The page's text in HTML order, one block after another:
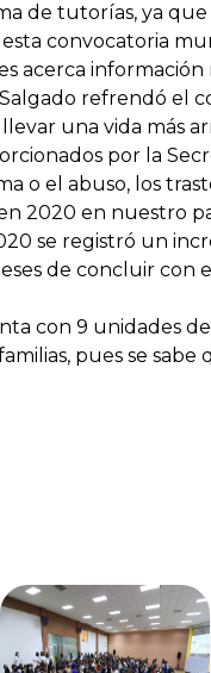
de tutorías, ya
convocatoria
acerca
refrendó el
una vida más
por la
o el abuso, los
2020 en nuestro
se registró un
de concluir con
con 9 unidades de
pues se